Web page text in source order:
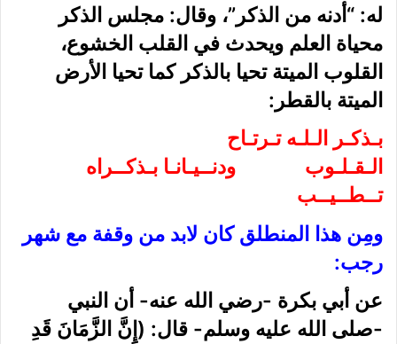
له: “أدنه من الذكر”، وقال: مجلس الذكر
محياة العلم ويحدث في القلب الخشوع،
القلوب الميتة تحيا بالذكر كما تحيا الأرض
الميتة بالقطر:
بـذكـر الـلـه تـرتـاح
الـقـلـوب ودنــيـانـا بـذكــراه
تــطــيــب
ومِن هذا المنطلق كان لابد من وقفة مع شهر
رجب:
عن أبي بكرة -رضي الله عنه- أن النبي
-صلى الله عليه وسلم- قال: (إِنَّ الزَّمَانَ قَدِ